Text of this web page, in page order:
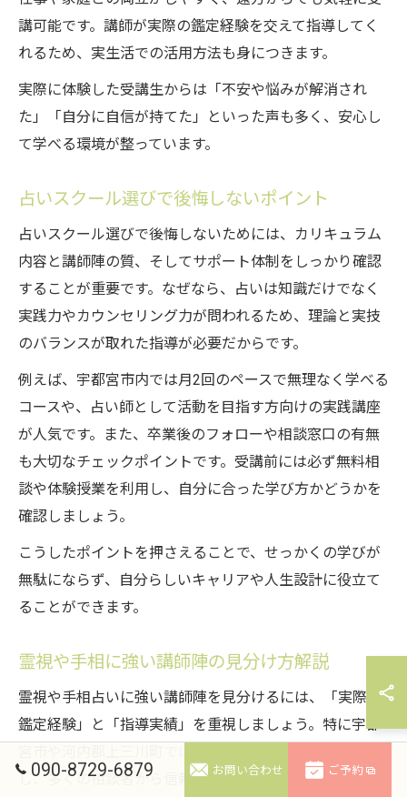
講可能です。講師が実際の鑑定経験を交えて指導してく
れるため、実生活での活用方法も身につきます。
実際に体験した受講生からは「不安や悩みが解消され
た」「自分に自信が持てた」といった声も多く、安心し
て学べる環境が整っています。
占いスクール選びで後悔しないポイント
占いスクール選びで後悔しないためには、カリキュラム
内容と講師陣の質、そしてサポート体制をしっかり確認
することが重要です。なぜなら、占いは知識だけでなく
実践力やカウンセリング力が問われるため、理論と実技
のバランスが取れた指導が必要だからです。
例えば、宇都宮市内では月2回のペースで無理なく学べる
コースや、占い師として活動を目指す方向けの実践講座
が人気です。また、卒業後のフォローや相談窓口の有無
も大切なチェックポイントです。受講前には必ず無料相
談や体験授業を利用し、自分に合った学び方かどうかを
確認しましょう。
こうしたポイントを押さえることで、せっかくの学びが
無駄にならず、自分らしいキャリアや人生設計に役立て
ることができます。
霊視や手相に強い講師陣の見分け方解説
霊視や手相占いに強い講師陣を見分けるには、「実際の
鑑定経験」と「指導実績」を重視しましょう。特に宇都
し、多くの相談者から信頼を得ている先生が多いスクー
090-8729-6879 お問い合わせ ご予約